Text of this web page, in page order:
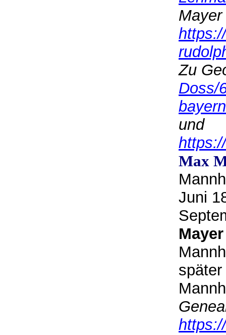
Zu
Doss/
und
Max
Juni
Mayer